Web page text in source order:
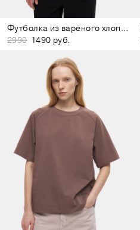
Футболка из варёного хлопка белая
2990 1490 руб.